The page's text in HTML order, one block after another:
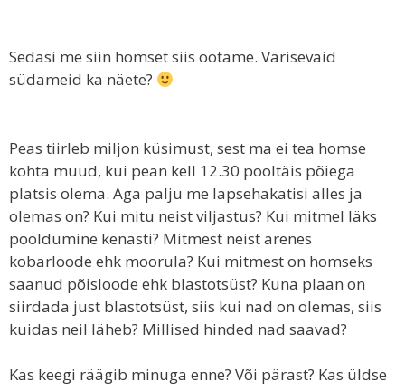
Sedasi me siin homset siis ootame. Värisevaid
südameid ka näete?
Peas tiirleb miljon küsimust, sest ma ei tea homse
kohta muud, kui pean kell 12.30 pooltäis põiega
platsis olema. Aga palju me lapsehakatisi alles ja
olemas on? Kui mitu neist viljastus? Kui mitmel läks
pooldumine kenasti? Mitmest neist arenes
kobarloode ehk moorula? Kui mitmest on homseks
saanud põisloode ehk blastotsüst? Kuna plaan on
siirdada just blastotsüst, siis kui nad on olemas, siis
kuidas neil läheb? Millised hinded nad saavad?
Kas keegi räägib minuga enne? Või pärast? Kas üldse